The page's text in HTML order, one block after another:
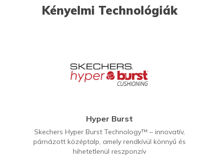
Kényelmi Technológiák
Hyper Burst
Skechers Hyper Burst Technology™ – innovatív,
párnázott középtalp, amely rendkívül könnyű és
hihetetlenül reszponzív